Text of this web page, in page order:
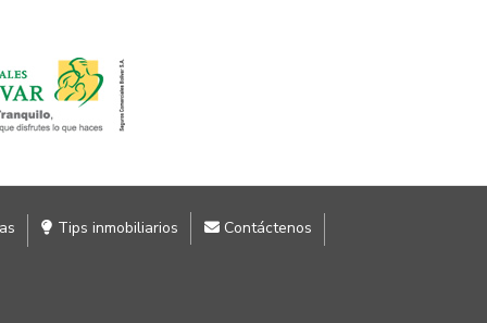
Tips inmobiliarios Contáctenos